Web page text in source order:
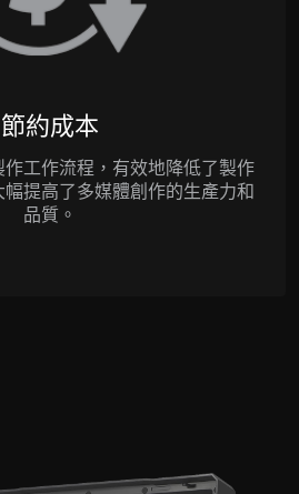
節約成本
工作流程，有效地降低了製作
提高了多媒體創作的生產力和
品質。